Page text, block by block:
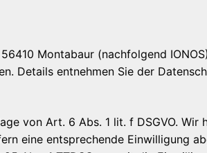
Montabaur (nachfolgend
Details entnehmen Sie der
von Art. 6 Abs. 1 lit. f DSGVO.
eine entsprechende Einwilligung